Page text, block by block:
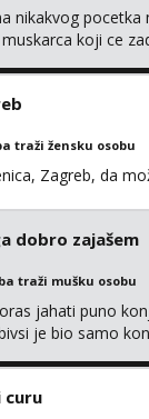
nikakvog
koji ce
traži žensku osobu
Zagreb, da
dobro zajašem
traži mušku osobu
jahati puno
je bio samo
curu